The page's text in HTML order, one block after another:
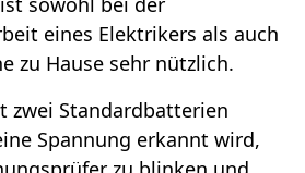
eines Elektrikers als auch
zu Hause sehr nützlich.
zwei Standardbatterien
Spannung erkannt wird,